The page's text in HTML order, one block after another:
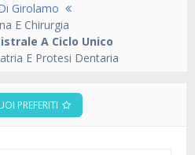
Girolamo
E Chirurgia
A Ciclo Unico
E Protesi Dentaria
PREFERITI